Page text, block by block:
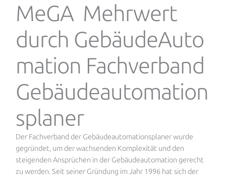
MeGA Mehrwert
durch GebäudeAuto
mation Fachverband
Gebäudeautomation
splaner
Der Fachverband der Gebäudeautomationsplaner wurde
gegründet, um der wachsenden Komplexität und den
steigenden Ansprüchen in der Gebäudeautomation gerecht
zu werden. Seit seiner Gründung im Jahr 1996 hat sich der